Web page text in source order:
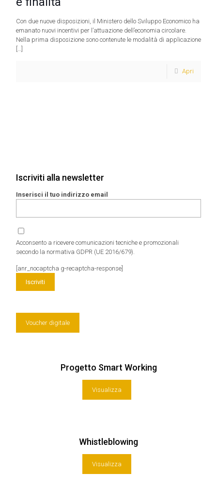
Con due nuove disposizioni, il Ministero dello Sviluppo Economico ha
emanato nuovi incentivi per l’attuazione dell’economia circolare.
Nella prima disposizione sono contenute le modalità di applicazione
[…]
Apri
Iscriviti alla newsletter
Inserisci il tuo indirizzo email
Acconsento a ricevere comunicazioni tecniche e promozionali
secondo la normativa GDPR (UE 2016/679).
[anr_nocaptcha g-recaptcha-response]
Voucher digitale
Progetto Smart Working
Visualizza
Whistleblowing
Visualizza